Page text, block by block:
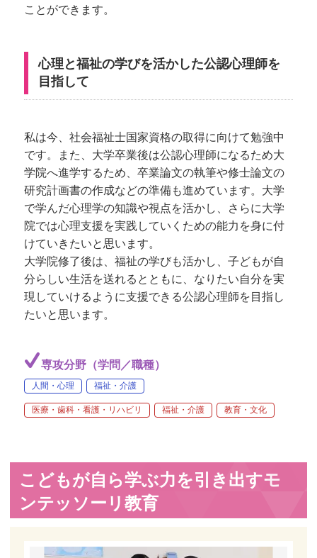
ことができます。
心理と福祉の学びを活かした公認心理師を
目指して
私は今、社会福祉士国家資格の取得に向けて勉強中
です。また、大学卒業後は公認心理師になるため大
学院へ進学するため、卒業論文の執筆や修士論文の
研究計画書の作成などの準備も進めています。大学
で学んだ心理学の知識や視点を活かし、さらに大学
院では心理支援を実践していくための能力を身に付
けていきたいと思います。
大学院修了後は、福祉の学びも活かし、子どもが自
分らしい生活を送れるとともに、なりたい自分を実
現していけるように支援できる公認心理師を目指し
たいと思います。
専攻分野（学問／職種）
人間・心理 福祉・介護
医療・歯科・看護・リハビリ 福祉・介護 教育・文化
こどもが自ら学ぶ力を引き出すモ
ンテッソーリ教育